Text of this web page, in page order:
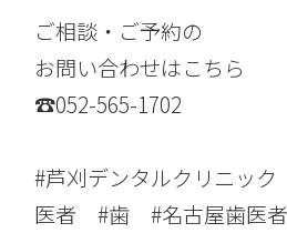
ご相談・ご予約の
お問い合わせはこちら
☎︎052-565-1702
#芦刈デンタルクリニッ
医者 #歯 #名古屋歯医